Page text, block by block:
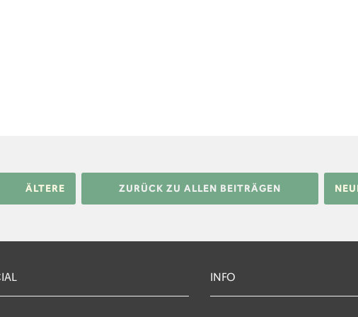
ÄLTERE ZURÜCK ZU ALLEN BEITRÄGEN
INFO